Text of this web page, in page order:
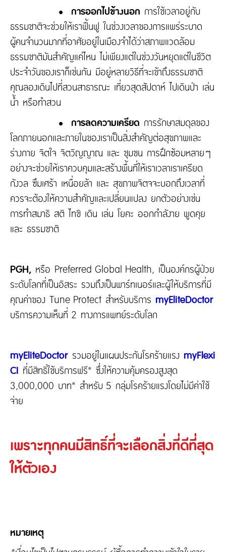
• การออกไปข้างนอก การใช้เวลาอยู่กับ
ธรรมชาติจะช่วยให้เราฟื้นฟู ในช่วงเวลาของการแพร่ระบาด
ผู้คนจำนวนมากที่อาศัยอยู่ในเมืองจำได้ว่าสภาพแวดล้อม
ธรรมชาติมันสำคัญแค่ไหน ไม่เพียงแต่ในช่วงวันหยุดแต่ในชีวิต
ประจำวันของเราก็เช่นกัน มีอยู่หลายวิธีที่จะเข้าถึงธรรมชาติ
คุณลองเดินไปที่สวนสาธารณะ เที่ยวสุดสัปดาห์ ไปเดินป่า เล่น
น้ำ หรือทำสวน
• การลดความเครียด การรักษาสมดุลของ
โลกภายนอกและภายในของเราเป็นสิ่งสำคัญต่อสุขภาพและ
ร่างกาย จิตใจ จิตวิญญาณ และ ชุมชน การฝึกซ้อมหลายๆ
อย่างจะช่วยให้เราควบคุมและสร้างพื้นที่ให้เราเวลาเราเครียด
กังวล ซึมเศร้า เหนื่อยล้า และ สุขภาพจิตจจะบอกถึงเวลาที่
ควรจะต้องให้ความสำคัญและเปลี่ยนแปลง ยกตัวอย่างเช่น
การทำสมาธิ สติ ไทชิ เดิน เล่น โยคะ ออกกำลังาย พูดคุย
และ ธรรมชาติ
PGH, หรือ Preferred Global Health, เป็นองค์กรผู้ป่วย
ระดับโลกที่เป็นอิสระ รวมถึงเป็นพาร์ทเนอร์และผู้ให้บริการที่มี
คุณค่าของ Tune Protect สำหรับบริการ myEliteDoctor
บริการความเห็นที่ 2 ทางการแพทย์ระดับโลก
myEliteDoctor รวมอยู่ในแผนประกันโรคร้ายแรง myFlexi
CI ที่มีสิทธิ์ใช้บริการฟรี* ซึ่งให้ความคุ้มครองสูงสุด
3,000,000 บาท* สำหรับ 5 กลุ่มโรคร้ายแรงโดยไม่มีค่าใช้
จ่าย
เพราะทุกคนมีสิทธิ์ที่จะเลือกสิ่งที่ดีที่สุด
ให้ตัวเอง
หมายเหตุ